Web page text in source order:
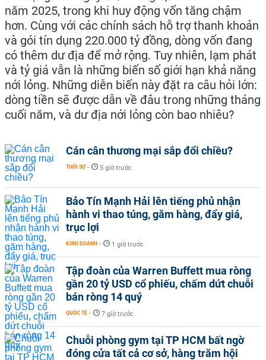
năm 2025, trong khi huy động vốn tăng chậm
hơn. Cùng với các chính sách hỗ trợ thanh khoản
và gói tín dụng 220.000 tỷ đồng, dòng vốn đang
có thêm dư địa để mở rộng. Tuy nhiên, lạm phát
và tỷ giá vẫn là những biến số giới hạn khả năng
nới lỏng. Những diễn biến này đặt ra câu hỏi lớn:
dòng tiền sẽ được dẫn về đâu trong những tháng
cuối năm, và dư địa nới lỏng còn bao nhiêu?
Cán cân thương mại sắp đổi chiều?
THỜI SỰ - 5 giờ trước
Bảo Tín Mạnh Hải lên tiếng phủ nhận
hành vi thao túng, găm hàng, đẩy giá,
trục lợi
KINH DOANH - 1 giờ trước
Tập đoàn của Warren Buffett mua ròng
gần 20 tỷ USD cổ phiếu, chấm dứt chuỗi
bán ròng 14 quý
QUỐC TẾ - 7 giờ trước
Chuỗi phòng gym tại TP HCM bất ngờ
đóng cửa tất cả cơ sở, hàng trăm hội